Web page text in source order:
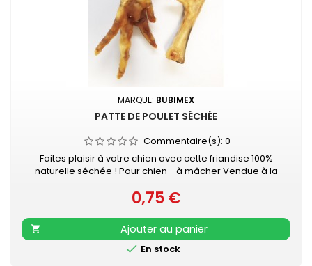
MARQUE: BUBIMEX
PATTE DE POULET SÉCHÉE
Commentaire(s): 0
Faites plaisir à votre chien avec cette friandise 100%
naturelle séchée ! Pour chien - à mâcher Vendue à la
Prix
0,75 €

Ajouter au panier
 En stock